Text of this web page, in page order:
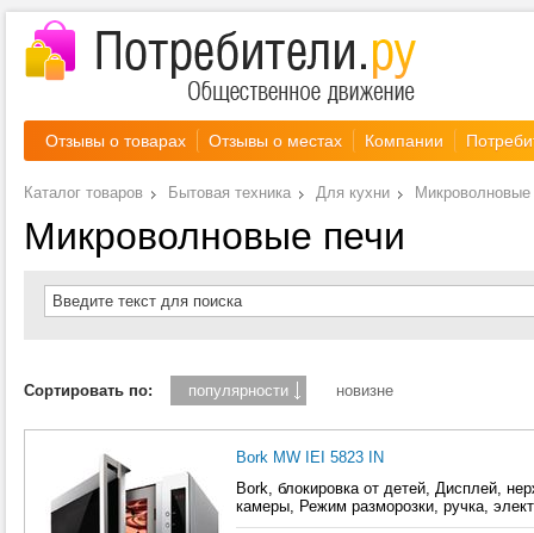
Отзывы о товарах Отзывы о местах Компании
Каталог товаров Бытовая техника Для кухни Микроволновые
Микроволновые печи
Введите текст для поиска
Сортировать по: популярности новизне
Bork MW IEI 5823 IN
Bork, блокировка от детей, Дисплей,
камеры, Режим разморозки, ручка,